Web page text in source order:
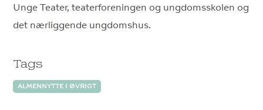
Unge Teater, teaterforeningen og ungdomsskolen og
det nærliggende ungdomshus.
Tags
ALMENNYTTE I ØVRIGT